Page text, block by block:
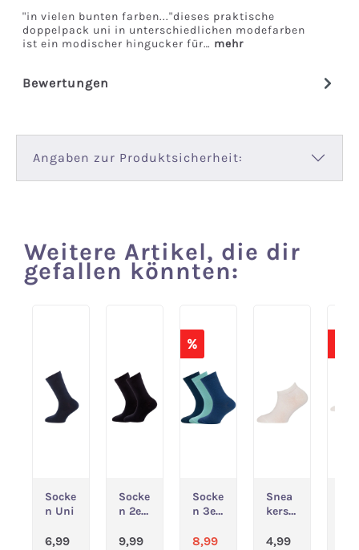
"in vielen bunten farben..."dieses praktische
doppelpack uni in unterschiedlichen modefarben
ist ein modischer hingucker für… mehr
Bewertungen
Angaben zur Produktsicherheit:
Produktgalerie überspringen
Weitere Artikel, die dir
gefallen könnten:
Socke
n Uni
Regulärer Preis:
6,99
Socke
n 2er
Uni
Regulärer Preis:
9,99
%
Socke
n 3er
Uni
Verkaufspreis:
8,99
Snea
kerso
Uni
Regulärer
4,99